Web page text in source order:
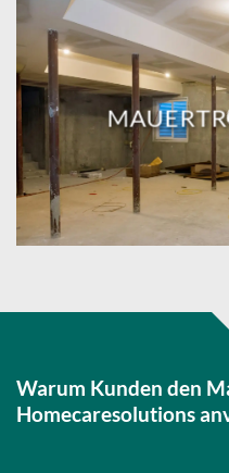
Warum Kunden den
Homecaresolutions